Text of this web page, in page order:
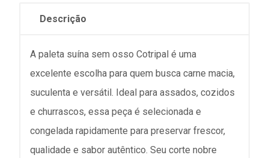
Descrição
A paleta suína sem osso Cotripal é uma
excelente escolha para quem busca carne macia,
suculenta e versátil. Ideal para assados, cozidos
e churrascos, essa peça é selecionada e
congelada rapidamente para preservar frescor,
qualidade e sabor autêntico. Seu corte nobre